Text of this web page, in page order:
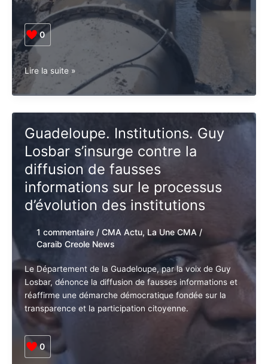
commune.
0
Guadeloupe.
Crise
Guy
Losbar
convoquer
un
Congrès
des
Lire la suite »
Guadeloupe. Institutions. Guy
Losbar s’insurge contre la
diffusion de fausses
informations sur le processus
d’évolution des institutions
1 commentaire /CMA Actu La Une CMA
Le Département de la Guadeloupe, par la voix de Guy
Losbar, dénonce la diffusion de fausses informations
et réaffirme une démarche démocratique fondée sur
la transparence et la participation citoyenne.
0
E-mail*
J'accepte l'accord de confidentialité